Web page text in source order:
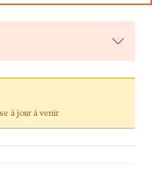
à jour à venir